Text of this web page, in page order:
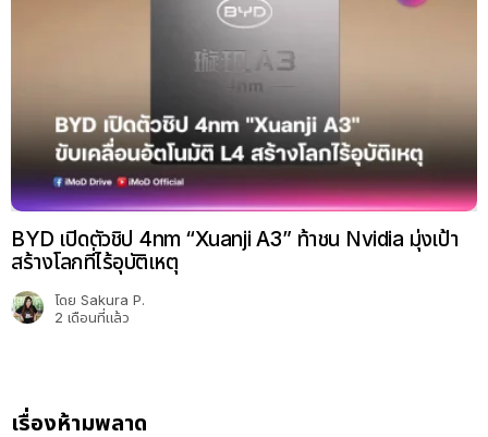
BYD เปิดตัวชิป 4nm “Xuanji A3” ท้าชน Nvidia มุ่งเป้า
สร้างโลกที่ไร้อุบัติเหตุ
โดย Sakura P.
2 เดือนที่แล้ว
เรื่องห้ามพลาด